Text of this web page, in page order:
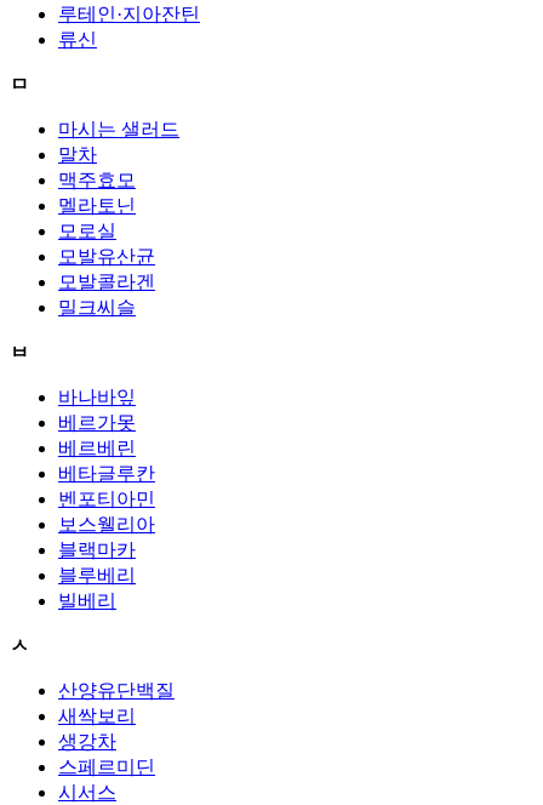
루테인·지아잔틴
류신
ㅁ
마시는 샐러드
말차
맥주효모
멜라토닌
모로실
모발유산균
모발콜라겐
밀크씨슬
ㅂ
바나바잎
베르가못
베르베린
베타글루칸
벤포티아민
보스웰리아
블랙마카
블루베리
빌베리
ㅅ
산양유단백질
새싹보리
생강차
스페르미딘
시서스